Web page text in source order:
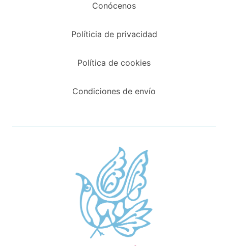
Conócenos
Políticia de privacidad
Política de cookies
Condiciones de envío